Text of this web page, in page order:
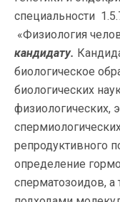
специальности
«Физиология
кандидату.
биологическое
биологических
физиологических,
репродуктивного
определение
сперматозоидов,